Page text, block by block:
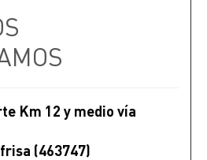
Km 12 y medio vía
(463747)